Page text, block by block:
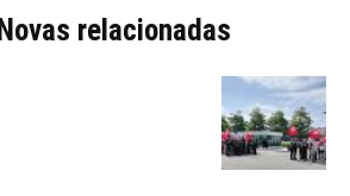
Novas relacionadas